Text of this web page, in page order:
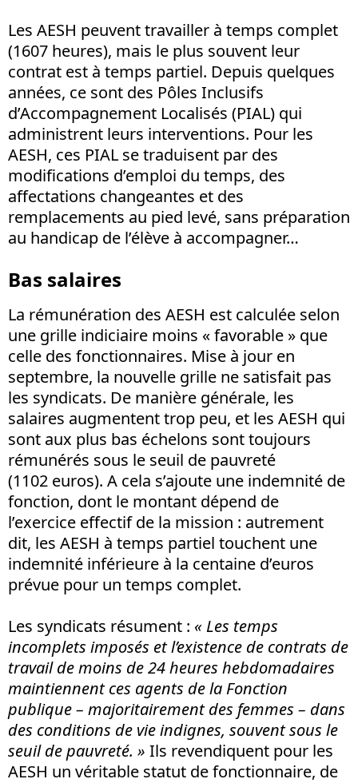
Les AESH peuvent travailler à temps complet
(1607 heures), mais le plus souvent leur
contrat est à temps partiel. Depuis quelques
années, ce sont des Pôles Inclusifs
d’Accompagnement Localisés (PIAL) qui
administrent leurs interventions. Pour les
AESH, ces PIAL se traduisent par des
modifications d’emploi du temps, des
affectations changeantes et des
remplacements au pied levé, sans préparation
au handicap de l’élève à accompagner…
Bas salaires
La rémunération des AESH est calculée selon
une grille indiciaire moins « favorable » que
celle des fonctionnaires. Mise à jour en
septembre, la nouvelle grille ne satisfait pas
les syndicats. De manière générale, les
salaires augmentent trop peu, et les AESH qui
sont aux plus bas échelons sont toujours
rémunérés sous le seuil de pauvreté
(1102 euros). A cela s’ajoute une indemnité de
fonction, dont le montant dépend de
l’exercice effectif de la mission : autrement
dit, les AESH à temps partiel touchent une
indemnité inférieure à la centaine d’euros
prévue pour un temps complet.
Les syndicats résument : « Les temps
incomplets imposés et l’existence de contrats de
travail de moins de 24 heures hebdomadaires
maintiennent ces agents de la Fonction
publique – majoritairement des femmes – dans
des conditions de vie indignes, souvent sous le
seuil de pauvreté. » Ils revendiquent pour les
AESH un véritable statut de fonctionnaire, de